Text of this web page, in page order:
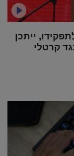
ייתכן
קרטלי